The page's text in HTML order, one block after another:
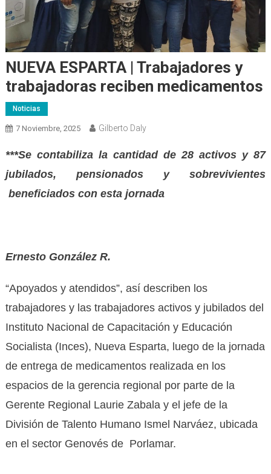
NUEVA ESPARTA | Trabajadores y
trabajadoras reciben medicamentos
Noticias
7 Noviembre, 2025 Gilberto Daly
***Se contabiliza la cantidad de 28 activos y 87
jubilados, pensionados y sobrevivientes
beneficiados con esta jornada
Ernesto González R.
“Apoyados y atendidos”, así describen los
trabajadores y las trabajadores activos y jubilados del
Instituto Nacional de Capacitación y Educación
Socialista (Inces), Nueva Esparta, luego de la jornada
de entrega de medicamentos realizada en los
espacios de la gerencia regional por parte de la
Gerente Regional Laurie Zabala y el jefe de la
División de Talento Humano Ismel Narváez, ubicada
en el sector Genovés de Porlamar.